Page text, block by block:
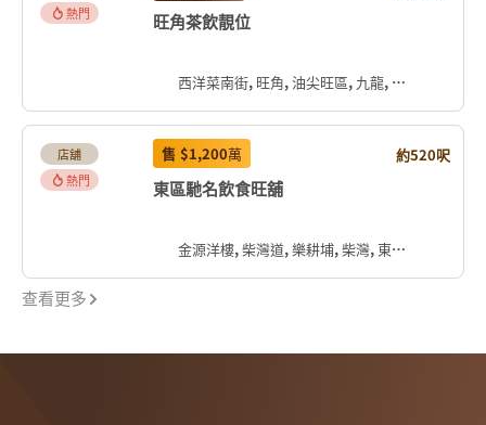
查看更多
熱門
旺角茶飲靚位
西洋菜南街, 旺角, 油尖旺區, 九龍, 香港, 中国
店舖
熱門
售 $1,200萬 約520呎
東區馳名飲食旺舖
金源洋樓, 柴灣道, 樂耕埔, 柴灣, 東區, 香港島, 香港, 中国